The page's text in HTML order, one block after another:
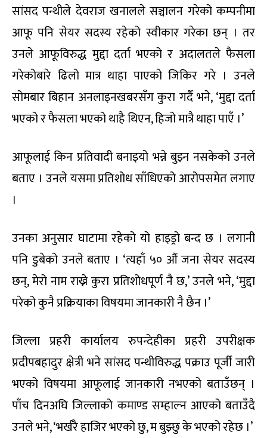
सांसद पन्थीले देवराज खनालले सञ्चालन गरेको कम्पनीमा
आफू पनि सेयर सदस्य रहेको स्वीकार गरेका छन् । तर
उनले आफूविरुद्ध मुद्दा दर्ता भएको र अदालतले फैसला
गरेकोबारे ढिलो मात्र थाहा पाएको जिकिर गरे । उनले
सोमबार बिहान अनलाइनखबरसँग कुरा गर्दै भने, ‘मुद्दा दर्ता
भएको र फैसला भएको थाहै थिएन, हिजो मात्रै थाहा पाएँ ।’
आफूलाई किन प्रतिवादी बनाइयो भन्ने बुझ्न नसकेको उनले
बताए । उनले यसमा प्रतिशोध साँधिएको आरोपसमेत लगाए
।
उनका अनुसार घाटामा रहेको यो हाइड्रो बन्द छ । लगानी
पनि डुबेको उनले बताए । ‘त्यहाँ ५० औं जना सेयर सदस्य
छन्, मेरो नाम राख्ने कुरा प्रतिशोधपूर्ण नै छ,’ उनले भने, ‘मुद्दा
परेको कुनै प्रक्रियाका विषयमा जानकारी नै छैन ।’
जिल्ला प्रहरी कार्यालय रुपन्देहीका प्रहरी उपरीक्षक
प्रदीपबहादुर क्षेत्री भने सांसद पन्थीविरुद्ध पक्राउ पूर्जी जारी
भएको विषयमा आफूलाई जानकारी नभएको बताउँछन् ।
पाँच दिनअघि जिल्लाको कमाण्ड सम्हाल्न आएको बताउँदै
उनले भने, ‘भर्खरै हाजिर भएको छु, म बुझ्छु के भएको रहेछ ।’